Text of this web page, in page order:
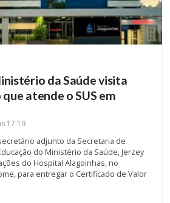
da Saúde visita
atende o SUS em
17:19
adjunto da Secretaria de
do Ministério da Saúde, Jerzey
do Hospital Alagoinhas, no
para entregar o Certificado de Valor